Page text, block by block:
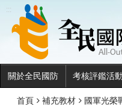
:::
關於全民國防 考核評鑑活動
首頁 補充教材 國軍光榮